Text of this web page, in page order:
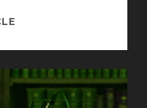
« EN
EN
EPUB